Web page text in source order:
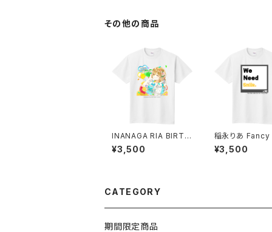
その他の商品
INANAGA RIA BIRTH
DAY 2024*
¥3,500
稲永りあ Fancy
Tシャツ 2024
¥3,500
CATEGORY
期間限定商品